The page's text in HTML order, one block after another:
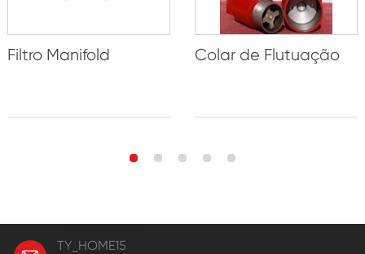
Filtro Manifold Colar de Flutuação
TY_HOME15